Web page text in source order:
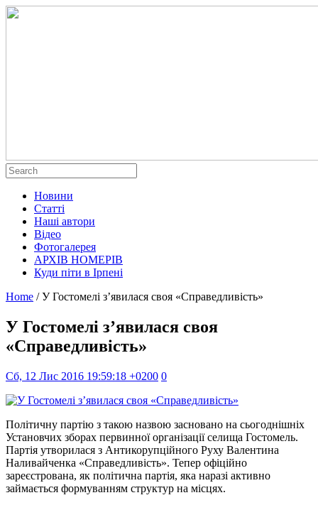
Новини
Статті
Наші автори
Відео
Фотогалерея
АРХІВ НОМЕРІВ
Куди піти в Ірпені
Home / У Гостомелі з’явилася своя «Справедливість»
У Гостомелі з’явилася своя
«Справедливість»
Сб, 12 Лис 2016 19:59:18 +0200 0
Політичну партію з такою назвою засновано на сьогоднішніх
Установчих зборах первинної організації селища Гостомель.
Партія утворилася з Антикорупційного Руху Валентина
Наливайченка «Справедливість». Тепер офіційно
зареєстрована, як політична партія, яка наразі активно
займається формуванням структур на місцях.